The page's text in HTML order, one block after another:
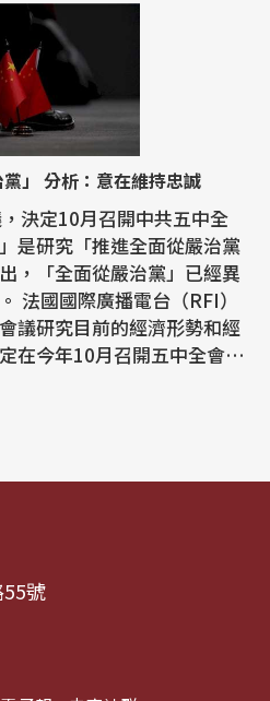
」 分析：意在維持忠誠
決定10月召開中共五中全
是研究「推進全面從嚴治黨
，「全面從嚴治黨」已經異
）
議研究目前的經濟形勢和經
在今年10月召開五中全會，
號